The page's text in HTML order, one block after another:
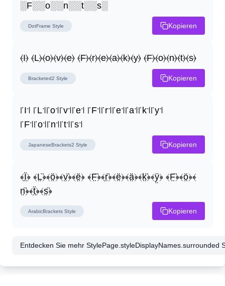
░F░░o░░n░░t░░s░
DotFrame Style Kopieren
⦑I⦒ ⦑L⦒⦑o⦒⦑v⦒⦑e⦒ ⦑F⦒⦑r⦒⦑e⦒⦑a⦒⦑k⦒⦑y⦒ ⦑F⦒⦑o⦒⦑n⦒⦑t⦒⦑s⦒
Bracketed2 Style Kopieren
꜍I꜉ ꜍L꜉꜍o꜉꜍v꜉꜍e꜉ ꜍F꜉꜍r꜉꜍e꜉꜍a꜉꜍k꜉꜍y꜉
꜍F꜉꜍o꜉꜍n꜉꜍t꜉꜍s꜉
JapaneseBrackets2 Style Kopieren
﴾Ï̤﴿ ﴾L̤̈﴿﴾ö̤﴿﴾v̤̈﴿﴾ë̤﴿ ﴾F̤̈﴿﴾r̤̈﴿﴾ë̤﴿﴾ä̤﴿﴾k̤̈﴿﴾ÿ̤﴿ ﴾F̤̈﴿﴾ö̤﴿﴾
n̤̈﴿﴾ẗ̤﴿﴾s̤̈﴿
ArabicBrackets Style Kopieren
Entdecken Sie mehr StylePage.styleDisplayNames.surrounded